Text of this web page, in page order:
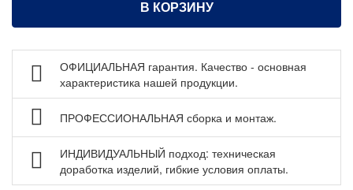
серверные
Антистатическая мебель ESD
Мебель для чистых помещений
Перфорированные панели, подвесы и крюки
Хранение метизов и мелких деталей
Пластиковые лотки и ячейки
В КОРЗИНУ
ОФИЦИАЛЬНАЯ гарантия. Качество - основная
характеристика нашей продукции.
ПРОФЕССИОНАЛЬНАЯ сборка и монтаж.
ИНДИВИДУАЛЬНЫЙ подход: техническая
доработка изделий, гибкие условия оплаты.